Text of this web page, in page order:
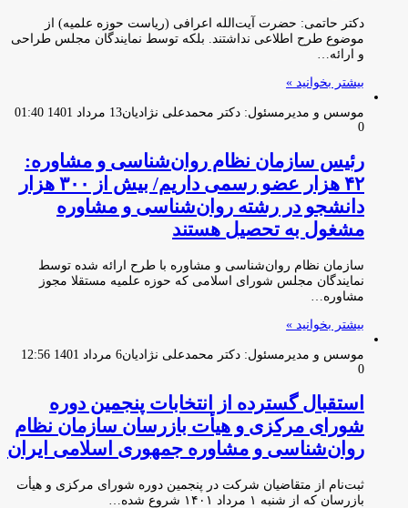
دکتر حاتمی: حضرت آیت‌الله اعرافی (ریاست حوزه علمیه) از
موضوع طرح اطلاعی نداشتند. بلکه توسط نمایندگان مجلس طراحی
و ارائه…
بیشتر بخوانید »
موسس و مدیرمسئول: دکتر محمدعلی نژادیان13 مرداد 1401 01:40
0
رئیس سازمان نظام روان‌شناسی و مشاوره:
۴۲ هزار عضو رسمی داریم/ بیش از ۳۰۰ هزار
دانشجو در رشته روان‌شناسی و مشاوره
مشغول به تحصیل هستند
سازمان نظام روان‌شناسی و مشاوره با طرح ارائه شده توسط
نمایندگان مجلس شورای اسلامی که حوزه علمیه مستقلا مجوز
مشاوره…
بیشتر بخوانید »
موسس و مدیرمسئول: دکتر محمدعلی نژادیان6 مرداد 1401 12:56
0
استقبال گسترده از انتخابات پنجمین دوره
شورای مرکزی و هیأت بازرسان سازمان نظام
روان‌شناسی و مشاوره جمهوری اسلامی ایران
ثبت‌نام از متقاضیان شرکت در پنجمین دوره شورای مرکزی و هیأت
بازرسان که از شنبه ۱ مرداد ۱۴۰۱ شروع شده…